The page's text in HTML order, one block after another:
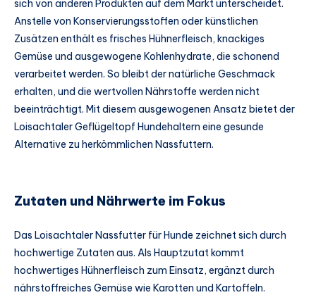
sich von anderen Produkten auf dem Markt unterscheidet.
Anstelle von Konservierungsstoffen oder künstlichen
Zusätzen enthält es frisches Hühnerfleisch, knackiges
Gemüse und ausgewogene Kohlenhydrate, die schonend
verarbeitet werden. So bleibt der natürliche Geschmack
erhalten, und die wertvollen Nährstoffe werden nicht
beeinträchtigt. Mit diesem ausgewogenen Ansatz bietet der
Loisachtaler Geflügeltopf Hundehaltern eine gesunde
Alternative zu herkömmlichen Nassfuttern.
Zutaten und Nährwerte im Fokus
Das Loisachtaler Nassfutter für Hunde zeichnet sich durch
hochwertige Zutaten aus. Als Hauptzutat kommt
hochwertiges Hühnerfleisch zum Einsatz, ergänzt durch
nährstoffreiches Gemüse wie Karotten und Kartoffeln.